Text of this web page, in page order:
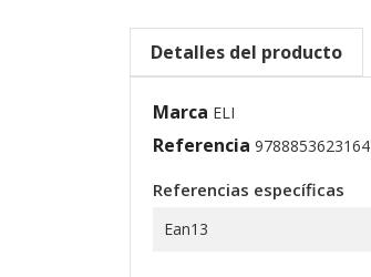
Detalles del producto
Marca ELI
Referencia 9788853623164
Referencias específicas
Ean13